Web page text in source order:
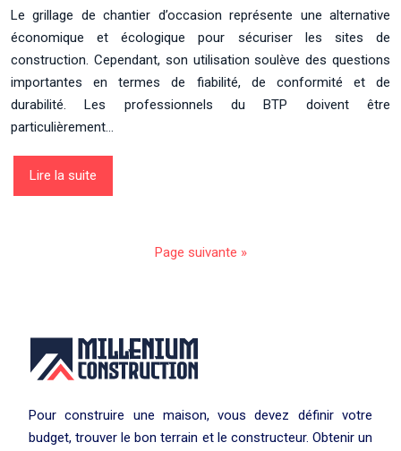
Le grillage de chantier d’occasion représente une alternative
économique et écologique pour sécuriser les sites de
construction. Cependant, son utilisation soulève des questions
importantes en termes de fiabilité, de conformité et de
durabilité. Les professionnels du BTP doivent être
particulièrement…
Lire la suite
Page suivante »
Pour construire une maison, vous devez définir votre
budget, trouver le bon terrain et le constructeur. Obtenir un